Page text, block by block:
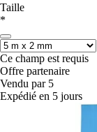
Taille
*
Ce champ est requis
Offre partenaire
Vendu par 5
Expédié en 5 jours